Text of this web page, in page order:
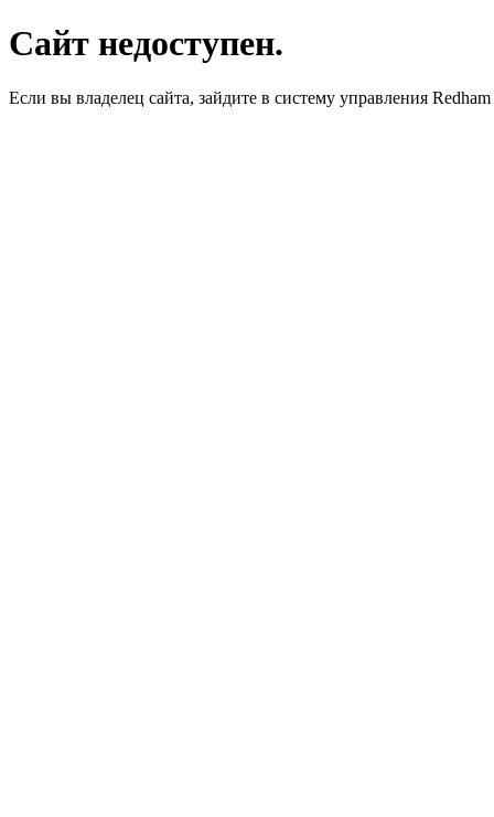
Сайт недоступен.
Если вы владелец сайта, зайдите в систему управления